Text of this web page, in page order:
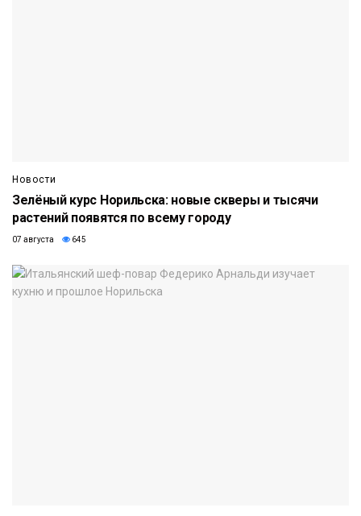
Новости
Зелёный курс Норильска: новые скверы и тысячи
растений появятся по всему городу
07 августа 645